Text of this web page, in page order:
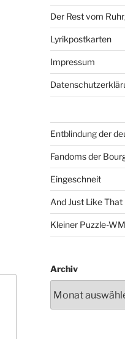
Der Rest vom
Lyrikpostkarten
Impressum
Entblindung der
Fandoms der
Eingeschneit
And Just Like That
Kleiner Puzzle-
Archiv